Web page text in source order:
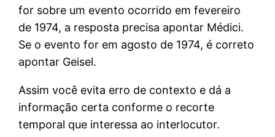
for sobre um evento ocorrido em fevereiro
de 1974, a resposta precisa apontar Médici.
Se o evento for em agosto de 1974, é correto
apontar Geisel.
Assim você evita erro de contexto e dá a
informação certa conforme o recorte
temporal que interessa ao interlocutor.